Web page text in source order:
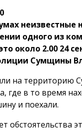
неизвестные
одного из
около 2.00 24
Сумщины
на территорию
где в то время
и поехали.
обстоятельства